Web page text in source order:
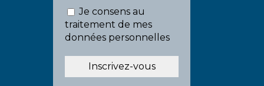
Je consens au
traitement de mes
données personnelles